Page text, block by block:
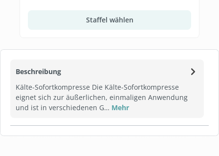
Beschreibung
Kälte-Sofortkompresse Die Kälte-Sofortkompresse
eignet sich zur äußerlichen, einmaligen Anwendung
und ist in verschiedenen G… Mehr
Staffel wählen